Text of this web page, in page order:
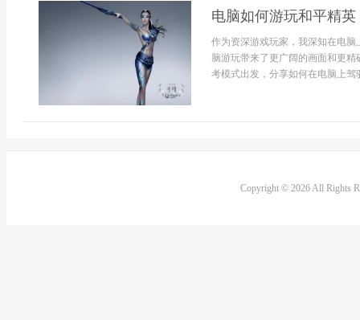
电脑如何游玩和平精
作为资深游戏玩家，我深知在电
脑游玩带来了更广阔的画面和更
考模式出发，分享如何在电脑上
Copyright © 2026 All Rights